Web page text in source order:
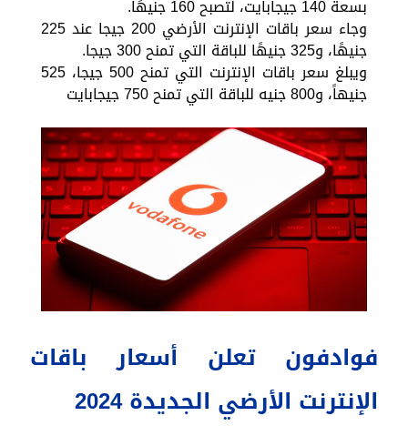
بسعة 140 جيجابايت، لتصبح 160 جنيهًا.
وجاء سعر باقات الإنترنت الأرضي 200 جيجا عند 225
جنيهًا، و325 جنيهًا للباقة التي تمنح 300 جيجا.
ويبلغ سعر باقات الإنترنت التي تمنح 500 جيجا، 525
جنيهاً، و800 جنيه للباقة التي تمنح 750 جيجابايت
فوادفون تعلن أسعار باقات
الإنترنت الأرضي الجديدة 2024